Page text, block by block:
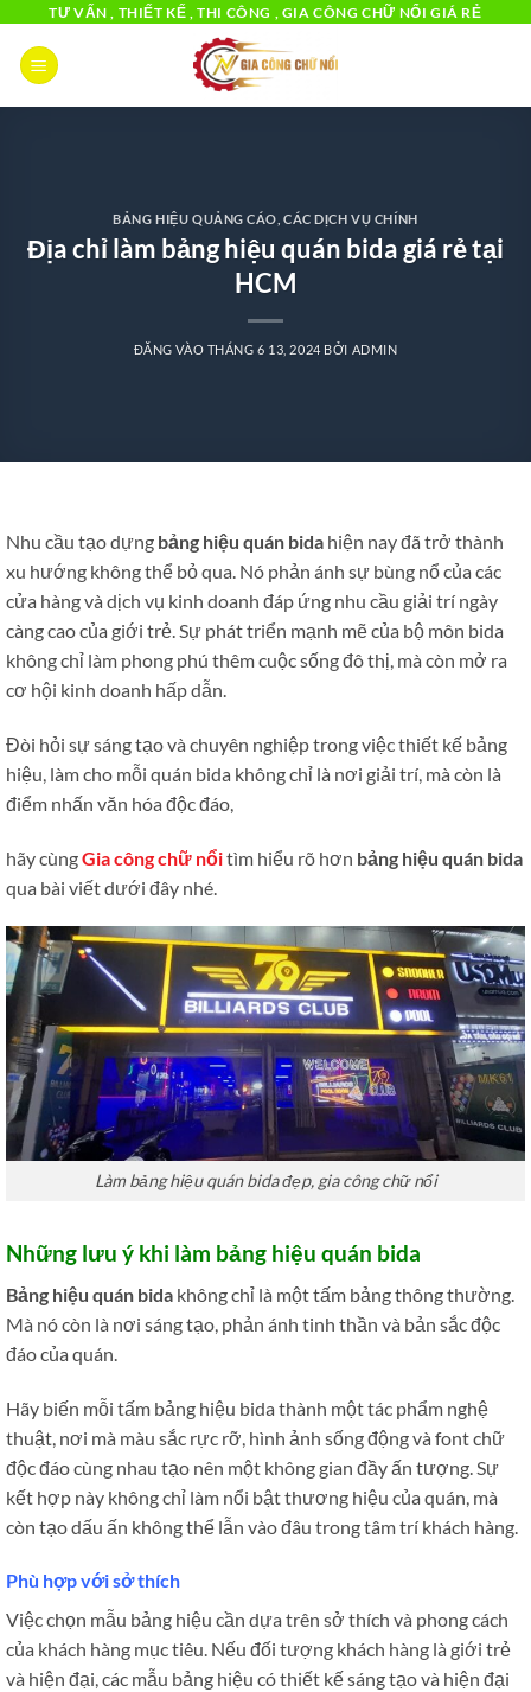
qua
nội
dung
TƯ VẤN , THIẾT KẾ , THI CÔNG , GIA CÔNG CHỮ NỔI GIÁ RẺ
BẢNG HIỆU QUẢNG CÁO ,CÁC DỊCH VỤ CHÍNH
Địa chỉ làm bảng hiệu quán bida giá rẻ tại
HCM
ĐĂNG VÀO THÁNG 6 13, 2024 BỞI ADMIN
Nhu cầu tạo dựng bảng hiệu quán bida hiện nay đã trở thành
xu hướng không thể bỏ qua. Nó phản ánh sự bùng nổ của các
cửa hàng và dịch vụ kinh doanh đáp ứng nhu cầu giải trí ngày
càng cao của giới trẻ. Sự phát triển mạnh mẽ của bộ môn bida
không chỉ làm phong phú thêm cuộc sống đô thị, mà còn mở ra
cơ hội kinh doanh hấp dẫn.
Đòi hỏi sự sáng tạo và chuyên nghiệp trong việc thiết kế bảng
hiệu, làm cho mỗi quán bida không chỉ là nơi giải trí, mà còn là
điểm nhấn văn hóa độc đáo,
hãy cùngGia công chữ nổitìm hiểu rõ hơn bảng hiệu quán bida
qua bài viết dưới đây nhé.
Làm bảng hiệu quán bida đẹp, gia công chữ nổi
Những lưu ý khi làm bảng hiệu quán bida
Bảng hiệu quán bida không chỉ là một tấm bảng thông thường.
Mà nó còn là nơi sáng tạo, phản ánh tinh thần và bản sắc độc
đáo của quán.
Hãy biến mỗi tấm bảng hiệu bida thành một tác phẩm nghệ
thuật, nơi mà màu sắc rực rỡ, hình ảnh sống động và font chữ
độc đáo cùng nhau tạo nên một không gian đầy ấn tượng. Sự
kết hợp này không chỉ làm nổi bật thương hiệu của quán, mà
còn tạo dấu ấn không thể lẫn vào đâu trong tâm trí khách hàng.
Phù hợp với sở thích
Việc chọn mẫu bảng hiệu cần dựa trên sở thích và phong cách
của khách hàng mục tiêu. Nếu đối tượng khách hàng là giới trẻ
và hiện đại, các mẫu bảng hiệu có thiết kế sáng tạo và hiện đại